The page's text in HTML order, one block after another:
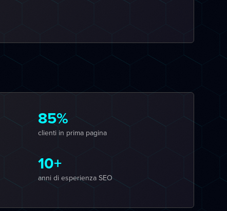
85%
clienti in prima pagina
10+
anni di esperienza SEO